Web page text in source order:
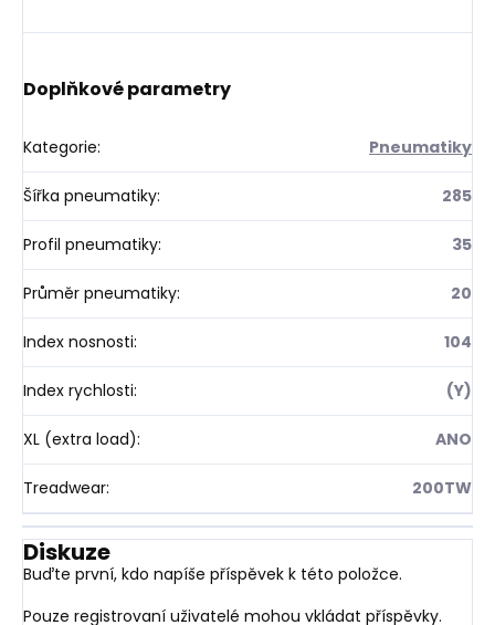
Doplňkové parametry
Kategorie: Pneumatiky
Šířka pneumatiky: 285
Profil pneumatiky: 35
Průměr pneumatiky: 20
Index nosnosti: 104
Index rychlosti: (Y)
XL (extra load): ANO
Treadwear: 200TW
Diskuze
Buďte první, kdo napíše příspěvek k této položce.
Pouze registrovaní uživatelé mohou vkládat příspěvky.